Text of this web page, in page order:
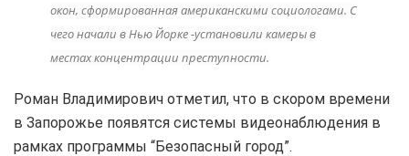
окон, сформированная американскими социологами. С
чего начали в Нью Йорке -установили камеры в
местах концентрации преступности.
Роман Владимирович отметил, что в скором времени
в Запорожье появятся системы видеонаблюдения в
рамках программы “Безопасный город”.